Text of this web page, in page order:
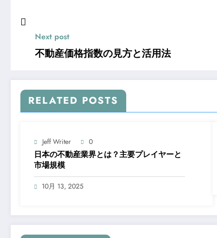
Next post
不動産価格指数の見方と活用法
RELATED POSTS
Jeff Writer 0
日本の不動産業界とは？主要プレイヤーと
市場規模
10月 13, 2025